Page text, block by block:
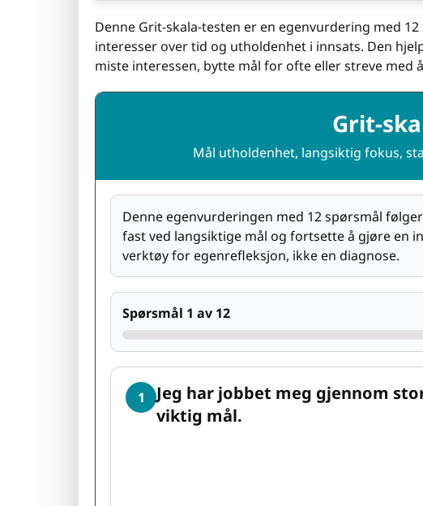
Denne Grit-skala-testen er en egenvurdering med
interesser over tid og utholdenhet i innsats. Den
miste interessen, bytte mål for ofte eller streve med
Grit-
Mål utholdenhet, langsiktig fokus,
Denne egenvurderingen med 12 spørsmål
fast ved langsiktige mål og fortsette å gjøre en
verktøy for egenrefleksjon, ikke en diagnose.
Spørsmål 1 av 12
1
Jeg har jobbet meg gjennom
viktig mål.